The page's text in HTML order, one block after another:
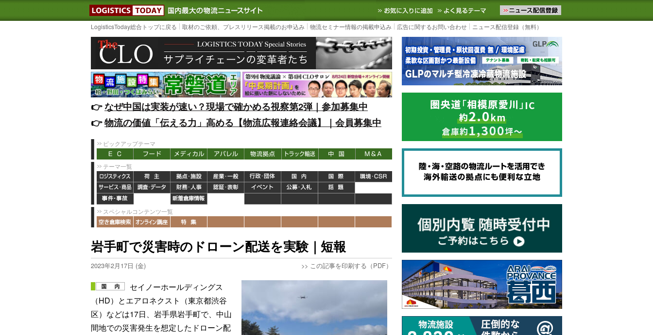
LOGISTICS TODAY｜国内最大の物流ニュースサイト3PL, SCMなど国内外の最新の物流ニュースをお届けします。物流ニュースメール配信を登録す
お気に入りに追加 よく見るテーマ
LogisticsToday総合トップに戻る 取材のご依頼、プレスリリース掲載のお申込み 物流セミナー情報の掲載申込み 広告に関するお問い合わせ ニュース配信登録（無料）
👉️なぜ中国は実装が速い？現場で確かめる視察第2弾｜参加募集中
👉️物流の価値「伝える力」高める【物流広報連絡会議】｜会員募集中
ピックアップテーマ
テーマ一覧
スペシャルコンテンツ一覧
岩手町で災害時のドローン配送を実験｜短報
2023年2月17日 (金) >> この記事を印刷する（PDF）
セイノーホールディングス
（HD）とエアロネクスト（東京都渋谷
区）などは17日、岩手県岩手町で、中山
間地での災害発生を想定したドローン配